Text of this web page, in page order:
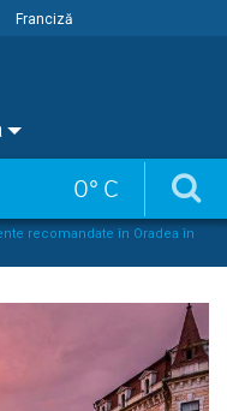
Franciză
0° C
recomandate în Oradea în